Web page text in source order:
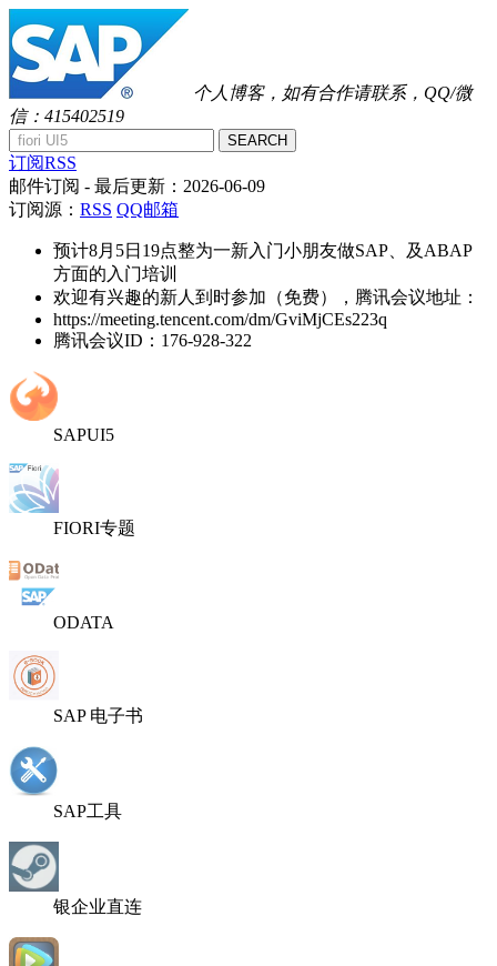
个人博客，如有合作请联系，QQ/微
信：415402519
SEARCH
订阅RSS
邮件订阅 - 最后更新： 2026-06-09
订阅源： RSS QQ邮箱
预计8月5日19点整为一新入门小朋友做SAP、及ABAP
方面的入门培训
欢迎有兴趣的新人到时参加（免费），腾讯会议地址：
https://meeting.tencent.com/dm/GviMjCEs223q
腾讯会议ID：176-928-322
SAPUI5
FIORI专题
ODATA
SAP 电子书
SAP工具
银企业直连